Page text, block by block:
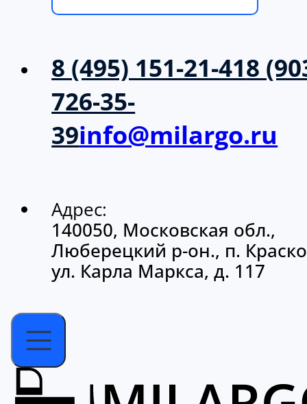
8 (495) 151-21-418
726-35-
39info@milargo.ru
Адрес:
140050, Московская обл.,
Люберецкий р-он., п.
ул. Карла Маркса, д. 117